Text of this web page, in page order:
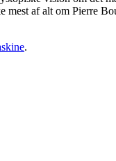
mest af alt om Pierre
.